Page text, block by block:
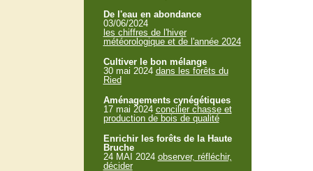
De l'eau en abondance
03/06/2024
les chiffres de l'hiver
météorologique et de l'année 2024
Cultiver le bon mélange
30 mai 2024 dans les forêts du
Ried
Aménagements cynégétiques
17 mai 2024 concilier chasse et
production de bois de qualité
Enrichir les forêts de la Haute
Bruche
24 MAI 2024 observer, réfléchir,
décider